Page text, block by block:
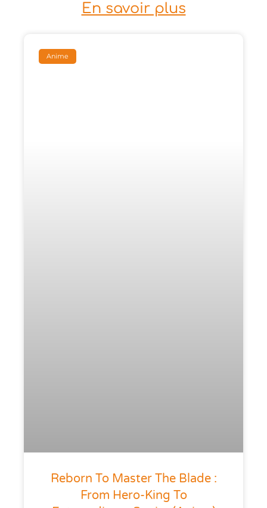
En savoir plus
Anime
Reborn To Master The Blade :
From Hero-King To